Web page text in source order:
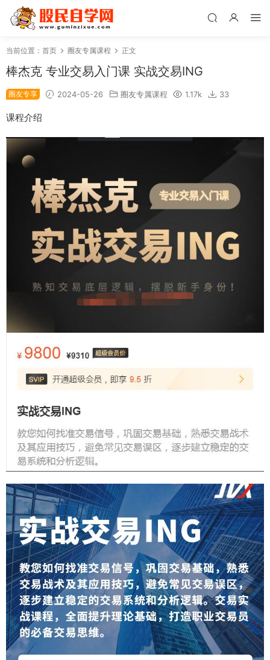
当前位置： 首页 圈友专属课程 正文
棒杰克 专业交易入门课 实战交易ING
圈友专享 2024-05-26 圈友专属课程 1.17k 33
课程介绍